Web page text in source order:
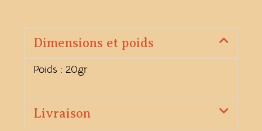
Dimensions et poids
Poids : 20gr
Livraison